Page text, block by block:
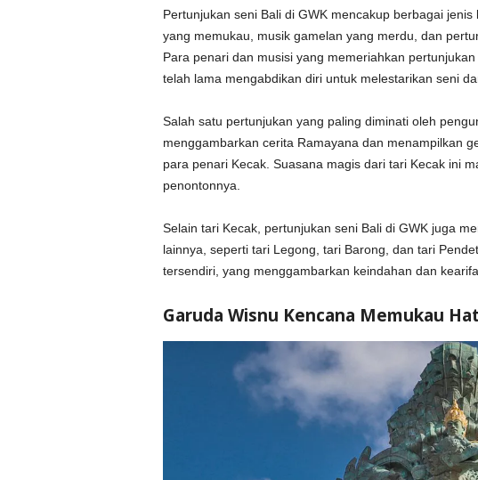
Pertunjukan seni Bali di GWK mencakup berbagai
yang memukau, musik gamelan yang merdu, dan
Para penari dan musisi yang memeriahkan
telah lama mengabdikan diri untuk melestarikan seni
Salah satu pertunjukan yang paling diminati oleh
menggambarkan cerita Ramayana dan menampilkan
para penari Kecak. Suasana magis dari tari Kecak ini
penontonnya.
Selain tari Kecak, pertunjukan seni Bali di GWK juga
lainnya, seperti tari Legong, tari Barong, dan tari
tersendiri, yang menggambarkan keindahan dan
Garuda Wisnu Kencana Memukau